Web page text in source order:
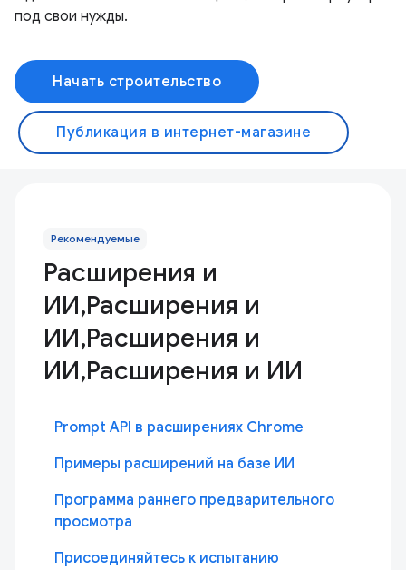
под свои нужды.
Начать строительство
Публикация в интернет-магазине
Рекомендуемые
Расширения и
ИИ,Расширения и
ИИ,Расширения и
ИИ,Расширения и ИИ
Prompt API в расширениях Chrome
Примеры расширений на базе ИИ
Программа раннего предварительного
просмотра
Присоединяйтесь к испытанию